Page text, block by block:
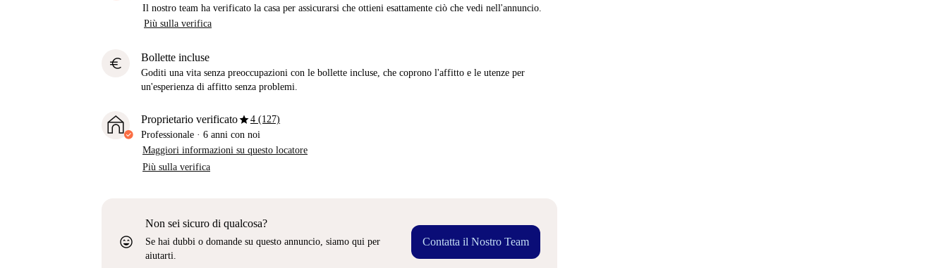
Il nostro team ha verificato la casa per assicurarsi che ottieni esattamente ciò che vedi nell'annuncio.
Più sulla verifica
euro Bollette incluse
Goditi una vita senza preoccupazioni con le bollette incluse, che coprono l'affitto e le utenze per
un'esperienza di affitto senza problemi.
Proprietario verificatostar4 (127)
Professionale · 6 anni con noi
Maggiori informazioni su questo locatore
Più sulla verifica
sentiment_very_satisfied
Non sei sicuro di qualcosa?
Se hai dubbi o domande su questo annuncio, siamo qui per
aiutarti.
Contatta il Nostro Team